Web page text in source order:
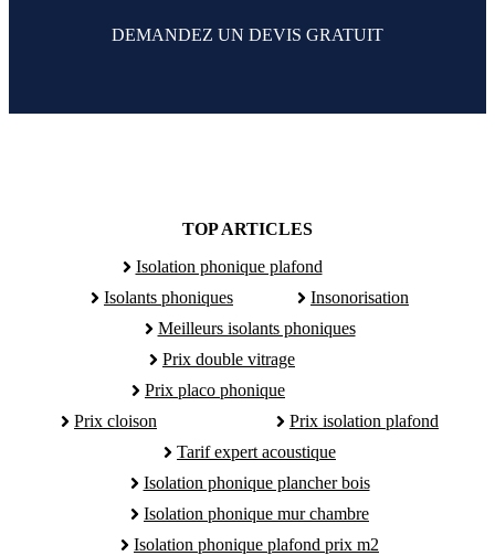
DEMANDEZ UN DEVIS GRATUIT
TOP ARTICLES
Isolation phonique plafond
Isolants phoniques
Insonorisation
Meilleurs isolants phoniques
Prix double vitrage
Prix placo phonique
Prix cloison
Prix isolation plafond
Tarif expert acoustique
Isolation phonique plancher bois
Isolation phonique mur chambre
Isolation phonique plafond prix m2